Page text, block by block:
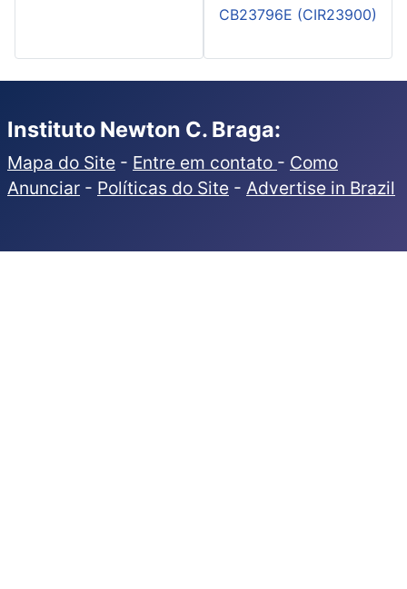
CB23796E (CIR23900)
Instituto Newton C. Braga:
Mapa do Site - Entre em contato - Como
Anunciar - Políticas do Site - Advertise in Brazil